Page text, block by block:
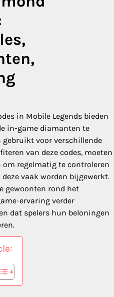
in Mobile Legends bieden
in-game diamanten te
gebruikt voor verschillende
van deze codes, moeten
regelmatig te controleren
vaak worden bijgewerkt.
gewoonten rond het
ervaring verder
dat spelers hun beloningen